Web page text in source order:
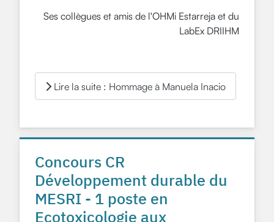
Ses collègues et amis de l'OHMi Estarreja et du
LabEx DRIIHM
Lire la suite : Hommage à Manuela Inacio
Concours CR
Développement durable du
MESRI - 1 poste en
Ecotoxicologie aux